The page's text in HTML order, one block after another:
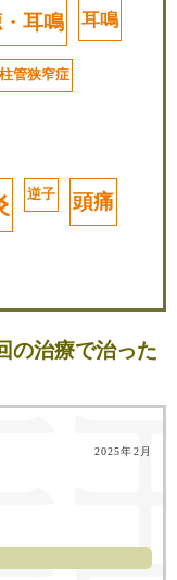
耳鳴 耳鳴
管狭窄症
逆子 頭痛
の治療で治った
2025年2月